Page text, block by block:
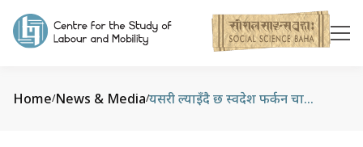
Home/News & Media/ यसरी ल्याइँदै छ स्वदेश फर्कन चाहने नेपालीलाई